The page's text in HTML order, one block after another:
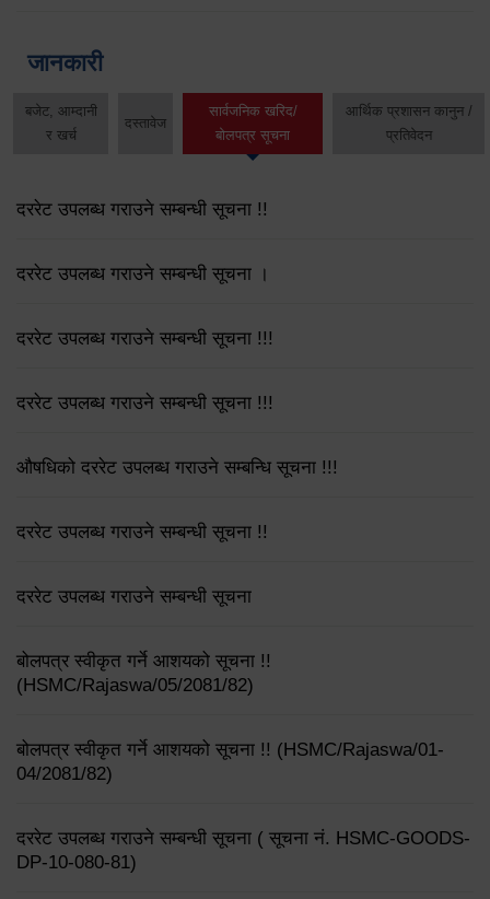
जानकारी
बजेट, आम्दानी
र खर्च
दस्तावेज
सार्वजनिक खरिद/
बोलपत्र सूचना
आर्थिक प्रशासन कानुन /
प्रतिवेदन
दररेट उपलब्ध गराउने सम्बन्धी सूचना !!
दररेट उपलब्ध गराउने सम्बन्धी सूचना ।
दररेट उपलब्ध गराउने सम्बन्धी सूचना !!!
दररेट उपलब्ध गराउने सम्बन्धी सूचना !!!
औषधिको दररेट उपलब्ध गराउने सम्बन्धि सूचना !!!
दररेट उपलब्ध गराउने सम्बन्धी सूचना !!
दररेट उपलब्ध गराउने सम्बन्धी सूचना
बोलपत्र स्वीकृत गर्ने आशयको सूचना !!
(HSMC/Rajaswa/05/2081/82)
बोलपत्र स्वीकृत गर्ने आशयको सूचना !! (HSMC/Rajaswa/01-
04/2081/82)
दररेट उपलब्ध गराउने सम्बन्धी सूचना ( सूचना नं. HSMC-GOODS-
DP-10-080-81)